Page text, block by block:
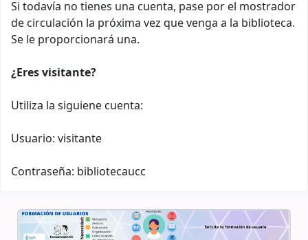
Si todavía no tienes una cuenta, pase por el mostrador
de circulación la próxima vez que venga a la biblioteca.
Se le proporcionará una.
¿Eres visitante?
Utiliza la siguiene cuenta:
Usuario: visitante
Contraseña: bibliotecaucc